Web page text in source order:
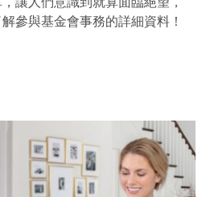
參與基金會事務的詳細資料！